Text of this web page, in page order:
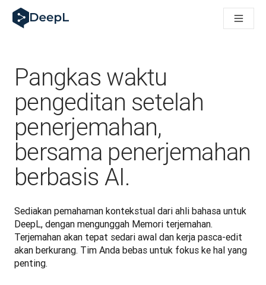
DeepL untuk agen AI
Translation Flow DeepL: Alur kerja baru yang didukung AI
Mengurai Makna Kepercayaan dalam AI bahasa perusahaan.
Sistem Evaluasi Mutu Terjemahan DeepL: Cara
Terjemahan teks berkualitas tinggi ke platform suara real-
Building an instantly accessible voice demo with DeepL
Pangkas waktu
pengeditan setelah
penerjemahan,
bersama penerjemahan
berbasis AI.
Sediakan pemahaman kontekstual dari ahli bahasa untuk
DeepL, dengan mengunggah Memori terjemahan.
Terjemahan akan tepat sedari awal dan kerja pasca-edit
akan berkurang. Tim Anda bebas untuk fokus ke hal yang
penting.